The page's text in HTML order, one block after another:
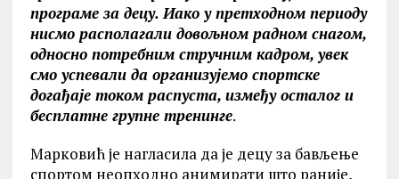
програме за децу. Иако у претходном периоду
нисмо располагали довољном радном снагом,
односно потребним стручним кадром, увек
смо успевали да организујемо спортске
догађаје током распуста, између осталог и
бесплатне групне тренинге.
Марковић је нагласила да је децу за бављење
спортом неопходно анимирати што раније,